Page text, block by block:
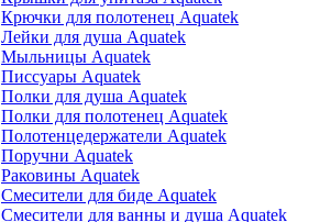
Крючки для полотенец Aquatek
Лейки для душа Aquatek
Мыльницы Aquatek
Писсуары Aquatek
Полки для душа Aquatek
Полки для полотенец Aquatek
Полотенцедержатели Aquatek
Поручни Aquatek
Раковины Aquatek
Смесители для биде Aquatek
Смесители для ванны и душа Aquatek